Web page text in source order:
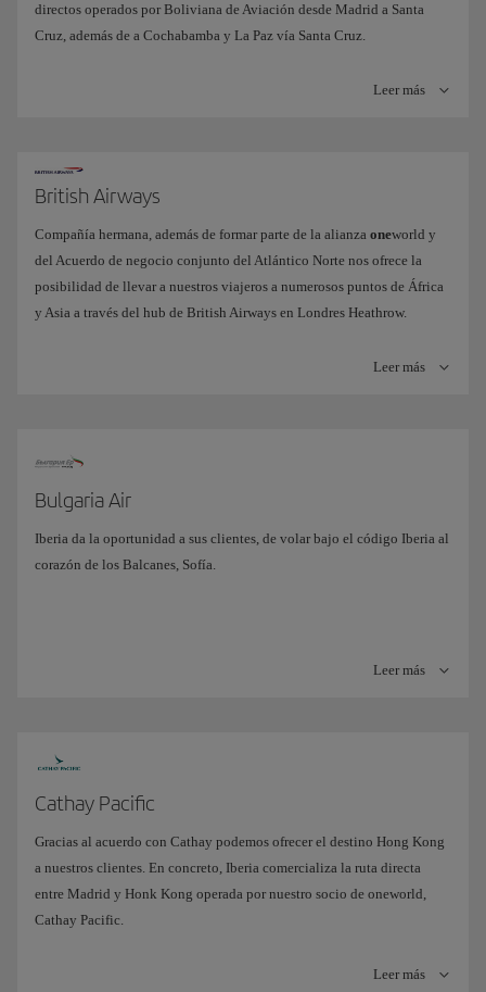
directos operados por Boliviana de Aviación desde Madrid a Santa
Cruz, además de a Cochabamba y La Paz vía Santa Cruz.
Leer más
British Airways
Compañía hermana, además de formar parte de la alianza oneworld y
del Acuerdo de negocio conjunto del Atlántico Norte nos ofrece la
posibilidad de llevar a nuestros viajeros a numerosos puntos de África
y Asia a través del hub de British Airways en Londres Heathrow.
extensa oferta de destinos y horarios conectando Norteamérica y
homogénea.
Más información
Leer más
Bulgaria Air
Iberia da la oportunidad a sus clientes, de volar bajo el código Iberia al
corazón de los Balcanes, Sofía.
Leer más
Cathay Pacific
Gracias al acuerdo con Cathay podemos ofrecer el destino Hong Kong
a nuestros clientes. En concreto, Iberia comercializa la ruta directa
entre Madrid y Honk Kong operada por nuestro socio de oneworld,
Cathay Pacific.
Leer más